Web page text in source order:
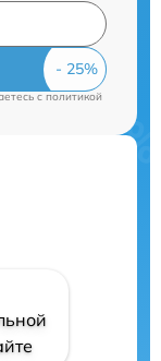
cполитикой